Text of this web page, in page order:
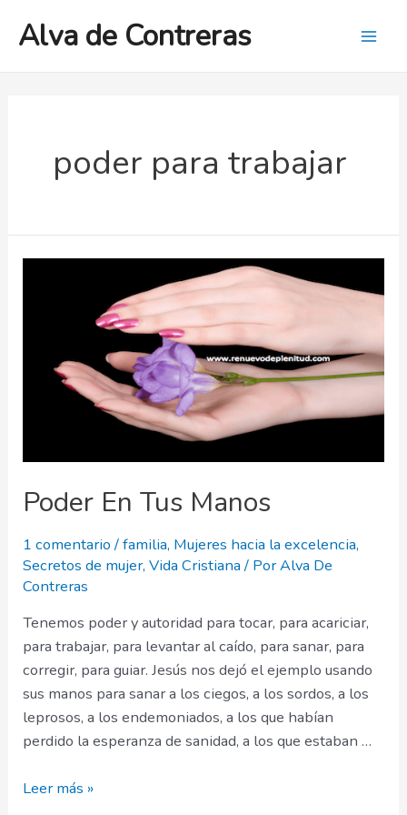
Alva de Contreras
poder para trabajar
Poder En Tus Manos
1 comentario /familia, Mujeres hacia la excelencia,
Secretos de mujer,Vida Cristiana/ PorAlva De
Contreras
Tenemos poder y autoridad para tocar, para acariciar,
para trabajar, para levantar al caído, para sanar, para
corregir, para guiar. Jesús nos dejó el ejemplo usando
sus manos para sanar a los ciegos, a los sordos, a los
leprosos, a los endemoniados, a los que habían
perdido la esperanza de sanidad, a los que estaban …
Poder
Leer más »